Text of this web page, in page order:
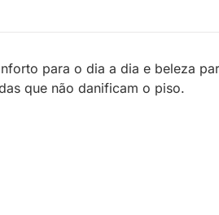
para o dia a dia e beleza
que não danificam o piso.